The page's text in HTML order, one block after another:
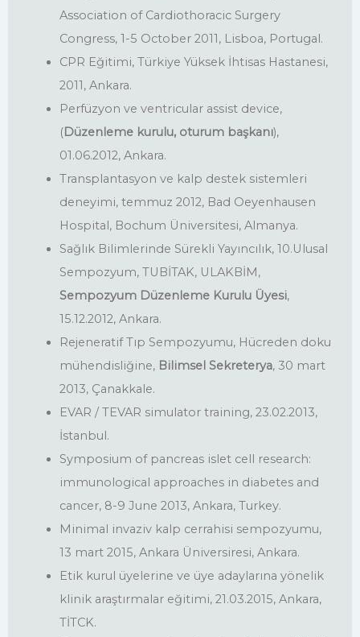
Association of Cardiothoracic Surgery
Congress, 1-5 October 2011, Lisboa, Portugal.
CPR Eğitimi, Türkiye Yüksek İhtisas Hastanesi,
2011, Ankara.
Perfüzyon ve ventricular assist device,
(Düzenleme kurulu, oturum başkanı),
01.06.2012, Ankara.
Transplantasyon ve kalp destek sistemleri
deneyimi, temmuz 2012, Bad Oeyenhausen
Hospital, Bochum Üniversitesi, Almanya.
Sağlık Bilimlerinde Sürekli Yayıncılık, 10.Ulusal
Sempozyum, TUBİTAK, ULAKBİM,
Sempozyum Düzenleme Kurulu Üyesi,
15.12.2012, Ankara.
Rejeneratif Tıp Sempozyumu, Hücreden doku
mühendisliğine, Bilimsel Sekreterya, 30 mart
2013, Çanakkale.
EVAR / TEVAR simulator training, 23.02.2013,
İstanbul.
Symposium of pancreas islet cell research:
immunological approaches in diabetes and
cancer, 8-9 June 2013, Ankara, Turkey.
Minimal invaziv kalp cerrahisi sempozyumu,
13 mart 2015, Ankara Üniversiresi, Ankara.
Etik kurul üyelerine ve üye adaylarına yönelik
klinik araştırmalar eğitimi, 21.03.2015, Ankara,
TİTCK.